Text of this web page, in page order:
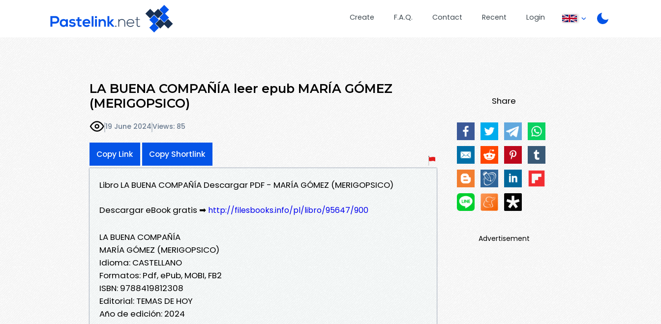
Create F.A.Q. Contact Recent Login
LA BUENA COMPAÑÍA leer epub MARÍA GÓMEZ
(MERIGOPSICO)
19 June 2024Views: 85
Copy Link Copy Shortlink
Libro LA BUENA COMPAÑÍA Descargar PDF - MARÍA GÓMEZ (MERIGOPSICO)
Descargar eBook gratis ➡ http://filesbooks.info/pl/libro/95647/900
LA BUENA COMPAÑÍA
MARÍA GÓMEZ (MERIGOPSICO)
Idioma: CASTELLANO
Formatos: Pdf, ePub, MOBI, FB2
ISBN: 9788419812308
Editorial: TEMAS DE HOY
Año de edición: 2024
Share
Advertisement